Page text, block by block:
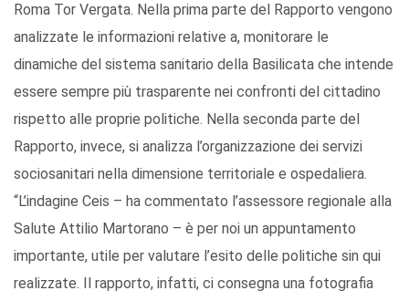
Roma Tor Vergata. Nella prima parte del Rapporto vengono
analizzate le informazioni relative a, monitorare le
dinamiche del sistema sanitario della Basilicata che intende
essere sempre più trasparente nei confronti del cittadino
rispetto alle proprie politiche. Nella seconda parte del
Rapporto, invece, si analizza l’organizzazione dei servizi
sociosanitari nella dimensione territoriale e ospedaliera.
“L’indagine Ceis – ha commentato l’assessore regionale alla
Salute Attilio Martorano – è per noi un appuntamento
importante, utile per valutare l’esito delle politiche sin qui
realizzate. Il rapporto, infatti, ci consegna una fotografia